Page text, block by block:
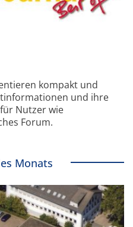
kompakt und
und ihre
Nutzer wie
Forum.
Monats